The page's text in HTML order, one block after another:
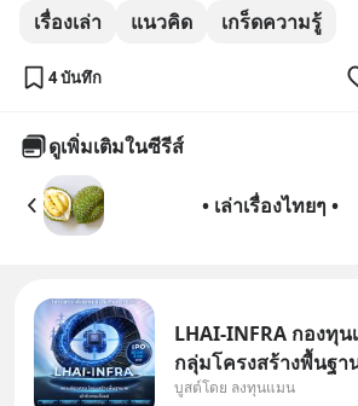
เรื่องเล่า แนวคิด เกร็ดความรู้
4 บันทึก
ดูเพิ่มเติมในซีรีส์
• เล่าเรื่องไทยๆ •
LHAI-INFRA กองทุน
กลุ่มโครงสร้างพื้นฐา
งบลงทุนครั้งใหญ่ในป
บูสต์โดย ลงทุนแมน